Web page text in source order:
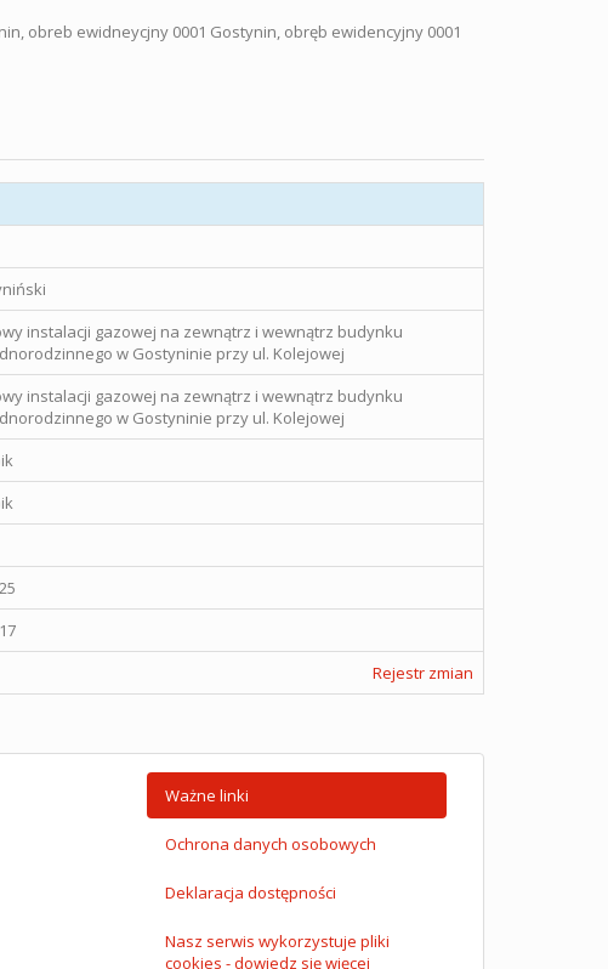
obreb ewidneycjny 0001 Gostynin, obręb ewidencyjny 0001
instalacji gazowej na zewnątrz i wewnątrz budynku
w Gostyninie przy ul. Kolejowej
instalacji gazowej na zewnątrz i wewnątrz budynku
w Gostyninie przy ul. Kolejowej
Rejestr zmian
Ważne linki
Ochrona danych osobowych
Deklaracja dostępności
Nasz serwis wykorzystuje pliki
cookies - dowiedz się więcej